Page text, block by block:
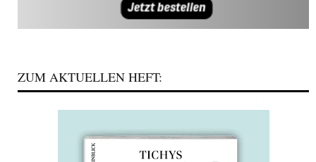
ZUM AKTUELLEN HEFT: